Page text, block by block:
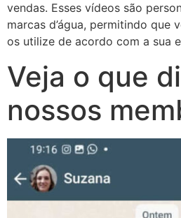
vendas. Esses vídeos são
marcas d’água, permitindo que
os utilize de acordo com a sua
Veja o que
nossos